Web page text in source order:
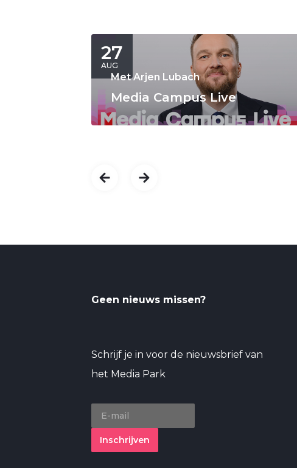
27
AUG
Met Arjen Lubach
Media Campus Live
Geen nieuws missen?
Schrijf je in voor de nieuwsbrief van
het Media Park
Inschrijven